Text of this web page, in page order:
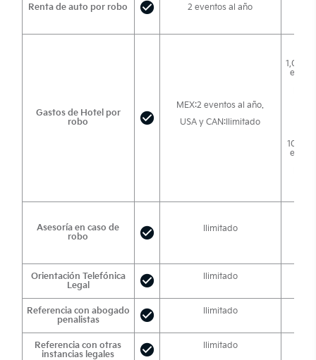
Renta de auto por robo 2 eventos al año
Gastos de Hotel por
robo
MEX:2 eventos al año.
USA y CAN:Ilimitado
1,000
100
Asesoría en caso de
robo
Ilimitado
Orientación Telefónica
Legal
Ilimitado
Referencia con abogado
penalistas
Ilimitado
Referencia con otras
instancias legales
Ilimitado